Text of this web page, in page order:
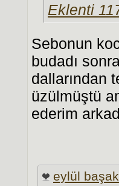
Eklenti
Sebonun
budadı
dallarından
üzülmüştü
ederim
eylül başak